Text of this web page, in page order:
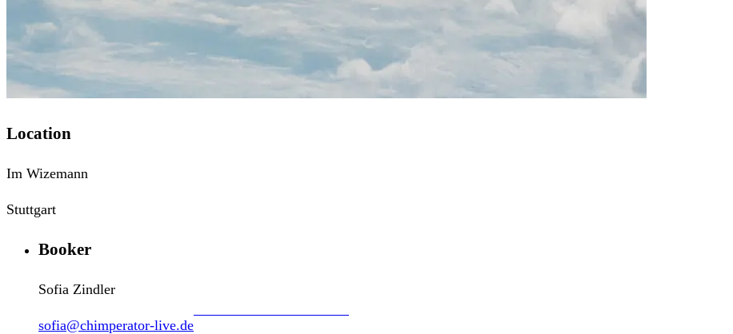
Location
Im Wizemann
Stuttgart
Booker
Sofia Zindler
sofia@chimperator-live.de